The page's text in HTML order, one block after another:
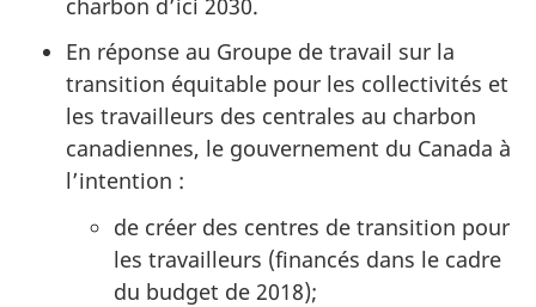
En réponse au Groupe de travail sur la
transition équitable pour les collectivités et
les travailleurs des centrales au charbon
canadiennes, le gouvernement du Canada à
l’intention :
de créer des centres de transition pour
les travailleurs (financés dans le cadre
du budget de 2018);